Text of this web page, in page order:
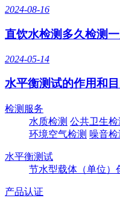
2024-08-16
直饮水检测多久检测
2024-05-14
水平衡测试的作用和
检测服务
水质检测 公共卫生检
环境空气检测 噪音检
水平衡测试
节水型载体（单位）
产品认证